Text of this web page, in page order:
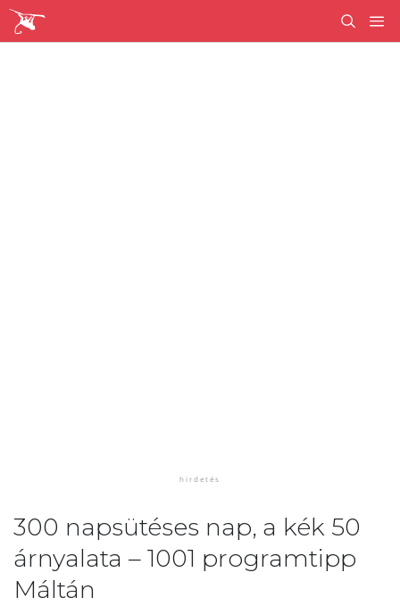
300 napsütéses nap, a kék 50
árnyalata – 1001 programtipp
Máltán